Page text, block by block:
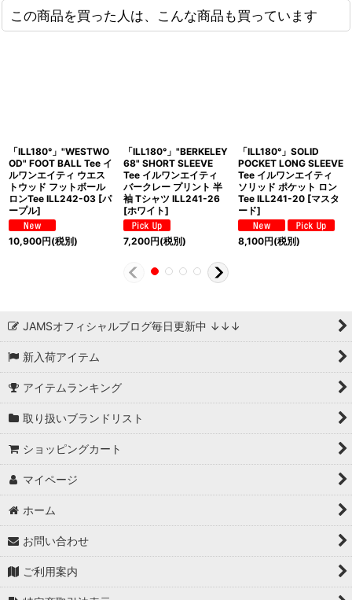
この商品を買った人は、こんな商品も買っています
「ILL180°」"WESTWO
OD" FOOT BALL Tee イ
ルワンエイティ ウエス
トウッド フットボール
ロンTee ILL242-03 [パ
ープル]
10,900円(税別)
「ILL180°」"BERKELEY
68" SHORT SLEEVE
Tee イルワンエイティ
バークレー プリント 半
袖 Tシャツ ILL241-26
[ホワイト]
7,200円(税別)
「ILL180°」SOLID
POCKET LONG SLEEVE
Tee イルワンエイティ
ソリッド ポケット ロン
Tee ILL241-20 [マスタ
ード]
8,100円(税別)
JAMSオフィシャルブログ毎日更新中 ↓↓↓
新入荷アイテム
アイテムランキング
取り扱いブランドリスト
ショッピングカート
マイページ
ホーム
お問い合わせ
ご利用案内